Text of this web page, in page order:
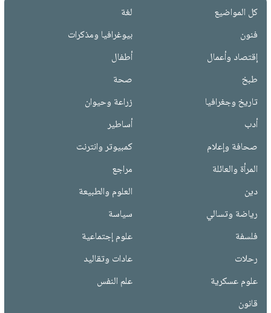
كل المواضيع
لغة
فنون
بيوغرافيا ومذكرات
إقتصاد وأعمال
أطفال
طبخ
صحة
تاريخ وجغرافيا
زراعة وحيوان
أدب
أساطير
صحافة وإعلام
كمبيوتر وانترنت
المرأة والعائلة
مراجع
دين
العلوم والطبيعة
رياضة وتسالي
سياسة
فلسفة
علوم إجتماعية
رحلات
عادات وتقاليد
علوم عسكرية
علم النفس
قانون